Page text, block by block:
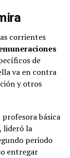
corrientes
de
va en contra
y otros
profesora básica
lideró la
periodo
entregar